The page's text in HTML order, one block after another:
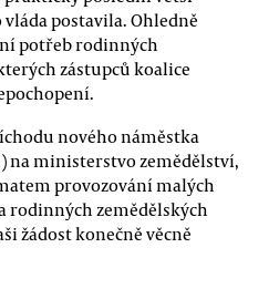
postavila. Ohledně
potřeb rodinných
zástupců koalice
nového náměstka
na ministerstvo zemědělství,
provozování malých
rodinných zemědělských
žádost konečně věcně